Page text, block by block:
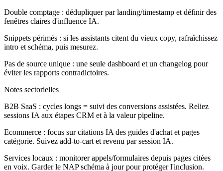
Double comptage : dédupliquer par landing/timestamp et définir des
fenêtres claires d'influence IA.
Snippets périmés : si les assistants citent du vieux copy, rafraîchissez
intro et schéma, puis mesurez.
Pas de source unique : une seule dashboard et un changelog pour
éviter les rapports contradictoires.
Notes sectorielles
B2B SaaS : cycles longs = suivi des conversions assistées. Reliez
sessions IA aux étapes CRM et à la valeur pipeline.
Ecommerce : focus sur citations IA des guides d'achat et pages
catégorie. Suivez add-to-cart et revenu par session IA.
Services locaux : monitorer appels/formulaires depuis pages citées
en voix. Garder le NAP schéma à jour pour protéger l'inclusion.